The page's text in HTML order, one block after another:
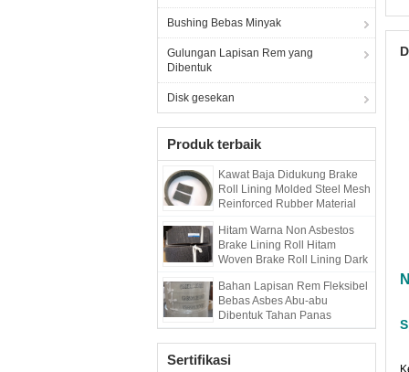
Bushing Bebas Minyak
Gulungan Lapisan Rem yang
Dibentuk
Disk gesekan
Produk terbaik
Kawat Baja Didukung Brake
Roll Lining Molded Steel Mesh
Reinforced Rubber Material
Hitam Warna Non Asbestos
Brake Lining Roll Hitam
Woven Brake Roll Lining Dark
Bahan Lapisan Rem Fleksibel
Bebas Asbes Abu-abu
Dibentuk Tahan Panas
Sertifikasi